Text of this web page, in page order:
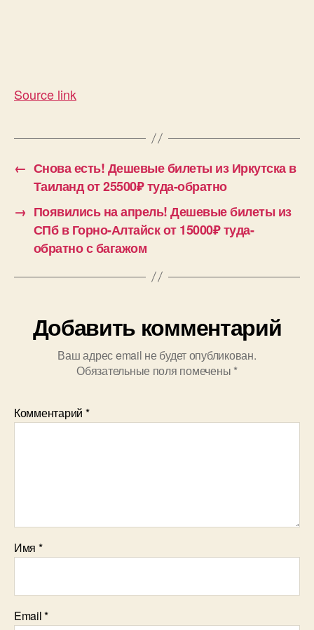
Source link
← Снова есть! Дешевые билеты из Иркутска в
Таиланд от 25500₽ туда-обратно
→ Появились на апрель! Дешевые билеты из
СПб в Горно-Алтайск от 15000₽ туда-
обратно с багажом
Добавить комментарий
Ваш адрес email не будет опубликован.
Обязательные поля помечены *
Комментарий *
Имя *
Email*